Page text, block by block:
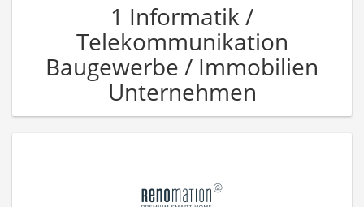
1 Informatik /
Telekommunikation
Baugewerbe / Immobilien
Unternehmen